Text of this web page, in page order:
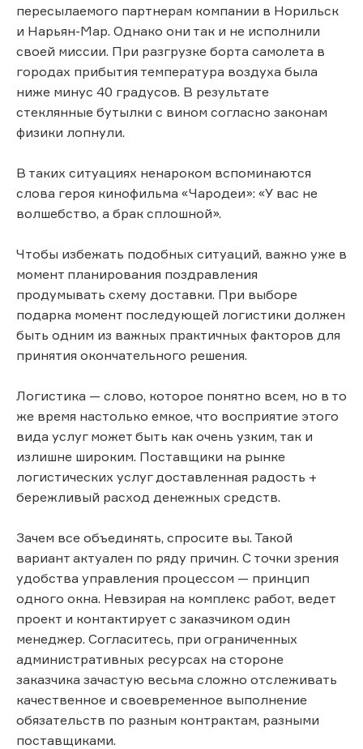
пересылаемого партнерам компании в Норильск
и Нарьян-Мар. Однако они так и не исполнили
своей миссии. При разгрузке борта самолета в
городах прибытия температура воздуха была
ниже минус 40 градусов. В результате
стеклянные бутылки с вином согласно законам
физики лопнули.
В таких ситуациях ненароком вспоминаются
слова героя кинофильма «Чародеи»: «У вас не
волшебство, а брак сплошной».
Чтобы избежать подобных ситуаций, важно уже в
момент планирования поздравления
продумывать схему доставки. При выборе
подарка момент последующей логистики должен
быть одним из важных практичных факторов для
принятия окончательного решения.
Логистика — слово, которое понятно всем, но в то
же время настолько емкое, что восприятие этого
вида услуг может быть как очень узким, так и
излишне широким. Поставщики на рынке
логистических услуг доставленная радость +
бережливый расход денежных средств.
Зачем все объединять, спросите вы. Такой
вариант актуален по ряду причин. С точки зрения
удобства управления процессом — принцип
одного окна. Невзирая на комплекс работ, ведет
проект и контактирует с заказчиком один
менеджер. Согласитесь, при ограниченных
административных ресурсах на стороне
заказчика зачастую весьма сложно отслеживать
качественное и своевременное выполнение
обязательств по разным контрактам, разными
поставщиками.